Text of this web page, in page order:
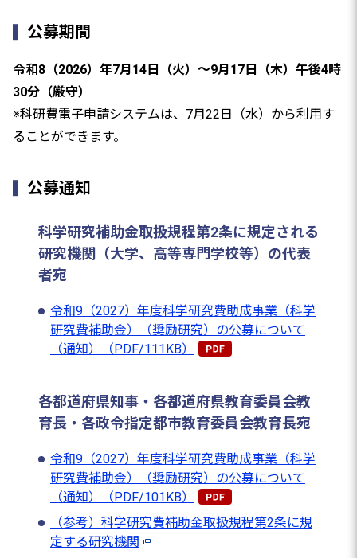
公募期間
令和8（2026）年7月14日（火）～9月17日（木）午後4時
30分（厳守）
※科研費電子申請システムは、7月22日（水）から利用す
ることができます。
公募通知
科学研究補助金取扱規程第2条に規定される
研究機関（大学、高等専門学校等）の代表
者宛
令和9（2027）年度科学研究費助成事業（科学
研究費補助金）（奨励研究）の公募について
（通知）（PDF/111KB）
各都道府県知事・各都道府県教育委員会教
育長・各政令指定都市教育委員会教育長宛
令和9（2027）年度科学研究費助成事業（科学
研究費補助金）（奨励研究）の公募について
（通知）（PDF/101KB）
（参考）科学研究費補助金取扱規程第2条に規
定する研究機関